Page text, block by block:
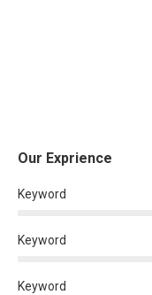
Our Exprience
Keyword
Keyword
Keyword